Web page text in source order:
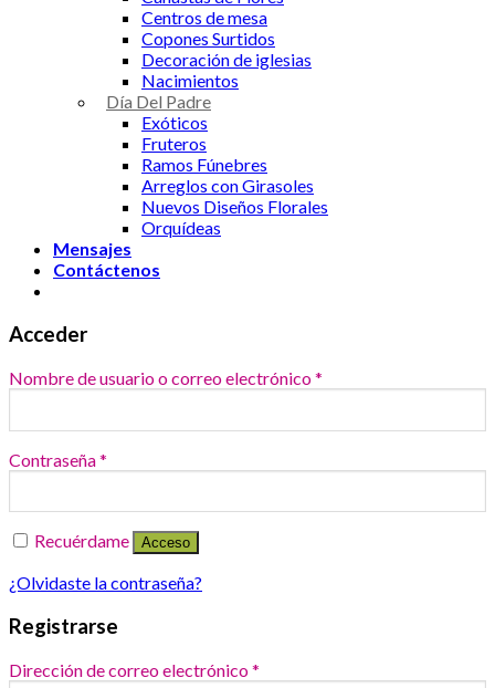
Centros de mesa
Copones Surtidos
Decoración de iglesias
Nacimientos
Día Del Padre
Exóticos
Fruteros
Ramos Fúnebres
Arreglos con Girasoles
Nuevos Diseños Florales
Orquídeas
Mensajes
Contáctenos
Acceder
Nombre de usuario o correo electrónico*
Contraseña*
Recuérdame Acceso
¿Olvidaste la contraseña?
Registrarse
Dirección de correo electrónico*